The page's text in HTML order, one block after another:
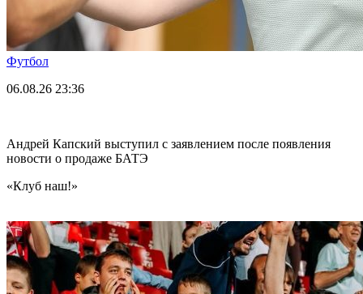
Футбол
06.08.26 23:36
Андрей Капский выступил с заявлением после появления
новости о продаже БАТЭ
«Клуб наш!»